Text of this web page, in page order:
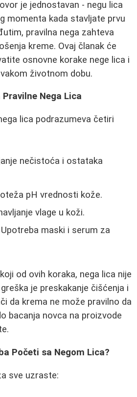
je jednostavan - negu lica
momenta kada stavljate prvu
pravilna nega zahteva
kreme. Ovaj članak će
osnovne korake nege lica i
životnom dobu.
Nega Lica
lica podrazumeva četiri
nečistoća i ostataka
pH vrednosti kože.
vlage u koži.
maski i serum za
od ovih koraka, nega lica nije
je preskakanje čišćenja i
da krema ne može pravilno da
bacanja novca na proizvode
Početi sa Negom Lica?
sve uzraste: